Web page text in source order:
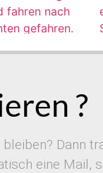
?
Dann
eine Mail,